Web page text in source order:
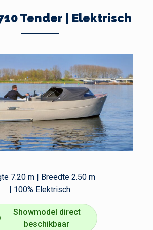
7.20 m | Breedte 2.50 m
| 100% Elektrisch
Showmodel direct
beschikbaar
Tender | Elektrisch